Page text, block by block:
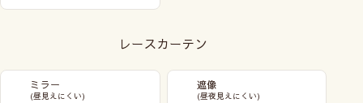
レースカーテン
ミラー
(昼見えにくい)
遮像
(昼夜見えにくい)